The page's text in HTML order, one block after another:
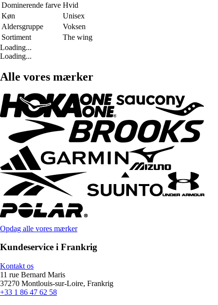
Dominerende farve Hvid
Køn
Unisex
Aldersgruppe
Voksen
Sortiment
The wing
Loading...
Loading...
Alle vores mærker
Opdag alle vores mærker
Kundeservice i Frankrig
Kontakt os
11 rue Bernard Maris
37270 Montlouis-sur-Loire, Frankrig
+33 1 86 47 62 58